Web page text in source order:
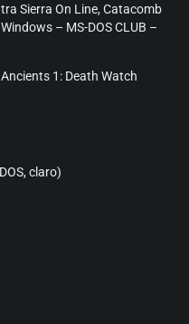
Sierra On Line, Catacomb
– MS-DOS CLUB –
1: Death Watch
claro)